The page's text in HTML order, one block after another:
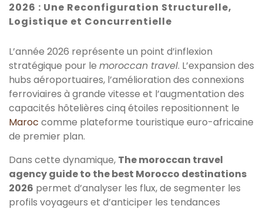
2026 : Une Reconfiguration Structurelle,
Logistique et Concurrentielle
L’année 2026 représente un point d’inflexion
stratégique pour le moroccan travel. L’expansion des
hubs aéroportuaires, l’amélioration des connexions
ferroviaires à grande vitesse et l’augmentation des
capacités hôtelières cinq étoiles repositionnent le
Maroc comme plateforme touristique euro-africaine
de premier plan.
Dans cette dynamique, The moroccan travel
agency guide to the best Morocco destinations
2026 permet d’analyser les flux, de segmenter les
profils voyageurs et d’anticiper les tendances